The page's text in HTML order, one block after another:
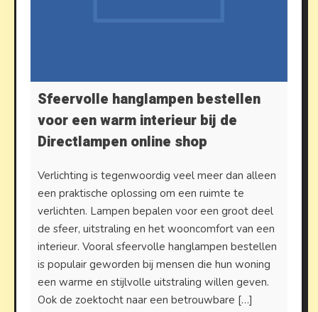
Sfeervolle hanglampen bestellen
voor een warm interieur bij de
Directlampen online shop
Verlichting is tegenwoordig veel meer dan alleen
een praktische oplossing om een ruimte te
verlichten. Lampen bepalen voor een groot deel
de sfeer, uitstraling en het wooncomfort van een
interieur. Vooral sfeervolle hanglampen bestellen
is populair geworden bij mensen die hun woning
een warme en stijlvolle uitstraling willen geven.
Ook de zoektocht naar een betrouwbare […]